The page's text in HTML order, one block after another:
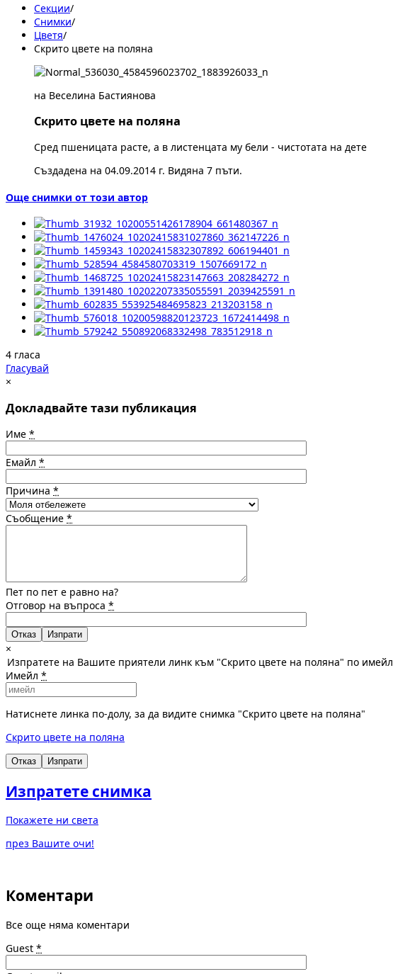
Секции/
Снимки/
Цветя/
Скрито цвете на поляна
на Веселина Бастиянова
Скрито цвете на поляна
Сред пшеницата расте, а в листенцата му бели - чистотата на дете
Създадена на 04.09.2014 г. Видяна 7 пъти.
Още снимки от този автор
4 гласа
Гласувай
×
Докладвайте тази публикация
Име *
Емайл *
Причина *
Съобщение *
Пет по пет е равно на?
Отговор на въпроса *
Отказ
×
Изпратете на Вашите приятели линк към "Скрито цвете на поляна" по имейл
Имейл *
Натиснете линка по-долу, за да видите снимка "Скрито цвете на поляна"
Скрито цвете на поляна
Отказ Изпрати
Изпратете снимка
Покажете ни света
през Вашите очи!
Коментари
Все още няма коментари
Guest *